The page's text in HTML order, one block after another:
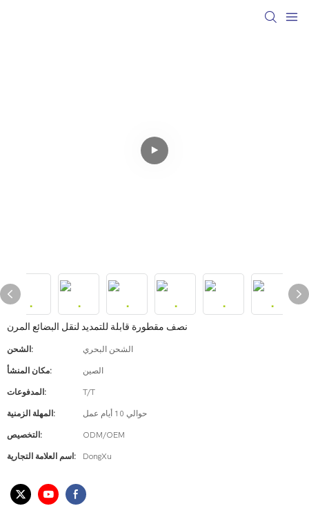
نصف مقطورة قابلة للتمديد لنقل البضائع المرن
الشحن: الشحن البحري
مكان المنشأ: الصين
المدفوعات: T/T
المهلة الزمنية: حوالي 10 أيام عمل
التخصيص: ODM/OEM
اسم العلامة التجارية: DongXu